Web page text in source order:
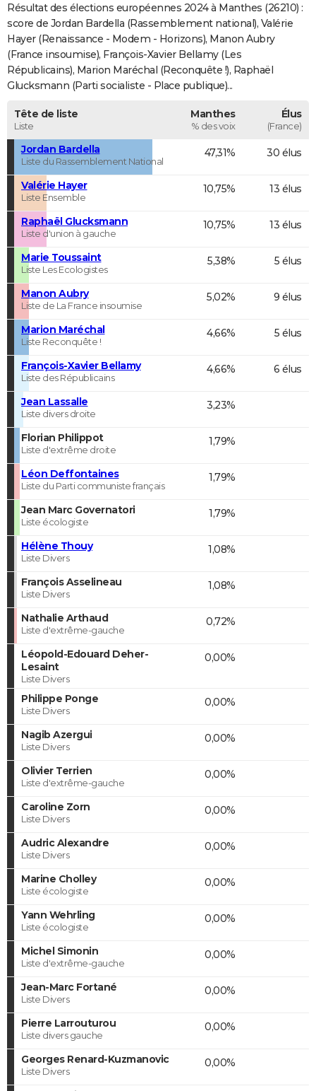
COPAINS D'AVANT
S'inscrire
Se connecter
Lycées
Collèges
Primaires
Universités
Entreprises
Service militaire
Avis de recherche
AVIS DE DÉCÈS
FORUM
Résultat des élections européennes 2024 à Manthes (26210) :
score de Jordan Bardella (Rassemblement national), Valérie
Hayer (Renaissance - Modem - Horizons), Manon Aubry
(France insoumise), François-Xavier Bellamy (Les
Républicains), Marion Maréchal (Reconquête !), Raphaël
Glucksmann (Parti socialiste - Place publique)...
Tête de liste
Liste
Manthes
% des voix
Élus
(France)
Jordan Bardella
Liste du Rassemblement National
47,31% 30 élus
Valérie Hayer
Liste Ensemble
10,75% 13 élus
Raphaël Glucksmann
Liste d'union à gauche
10,75% 13 élus
Marie Toussaint
Liste Les Ecologistes
5,38% 5 élus
Manon Aubry
Liste de La France insoumise
5,02% 9 élus
Marion Maréchal
Liste Reconquête !
4,66% 5 élus
François-Xavier Bellamy
Liste des Républicains
4,66% 6 élus
Jean Lassalle
Liste divers droite
3,23%
Florian Philippot
Liste d'extrême droite
1,79%
Léon Deffontaines
Liste du Parti communiste français
1,79%
Jean Marc Governatori
Liste écologiste
1,79%
Hélène Thouy
Liste Divers
1,08%
François Asselineau
Liste Divers
1,08%
Nathalie Arthaud
Liste d'extrême-gauche
0,72%
Léopold-Edouard Deher-
Lesaint
Liste Divers
0,00%
Philippe Ponge
Liste Divers
0,00%
Nagib Azergui
Liste Divers
0,00%
Olivier Terrien
Liste d'extrême-gauche
0,00%
Caroline Zorn
Liste Divers
0,00%
Audric Alexandre
Liste Divers
0,00%
Marine Cholley
Liste écologiste
0,00%
Yann Wehrling
Liste écologiste
0,00%
Michel Simonin
Liste d'extrême-gauche
0,00%
Jean-Marc Fortané
Liste Divers
0,00%
Pierre Larrouturou
Liste divers gauche
0,00%
Georges Renard-Kuzmanovic
Liste Divers
0,00%